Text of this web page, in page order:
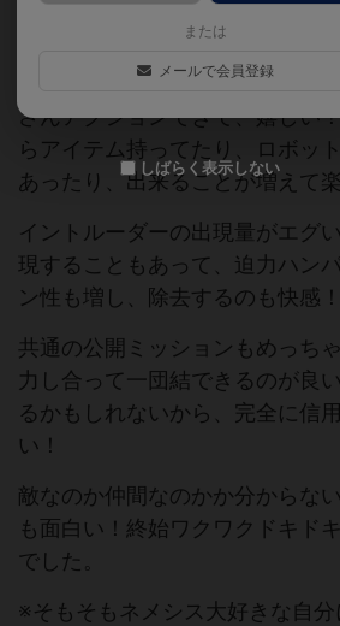
酸素システムが新しく追加され
プ！！イントルーダーの出現場
いぶ助かる。手札の温存も要ら
さんアクションできて、嬉しい
らアイテム持ってたり、ロボッ
あったり、出来ることが増えて
イントルーダーの出現量がエグ
現することもあって、迫力ハン
ン性も増し、除去するのも快感！
共通の公開ミッションもめっち
力し合って一団結できるのが良
るかもしれないから、完全に信
い！
敵なのか仲間なのかか分からな
も面白い！終始ワクワクドキド
でした。
※そもそもネメシス大好きな自
または
メールで会員登録
しばらく表示しない